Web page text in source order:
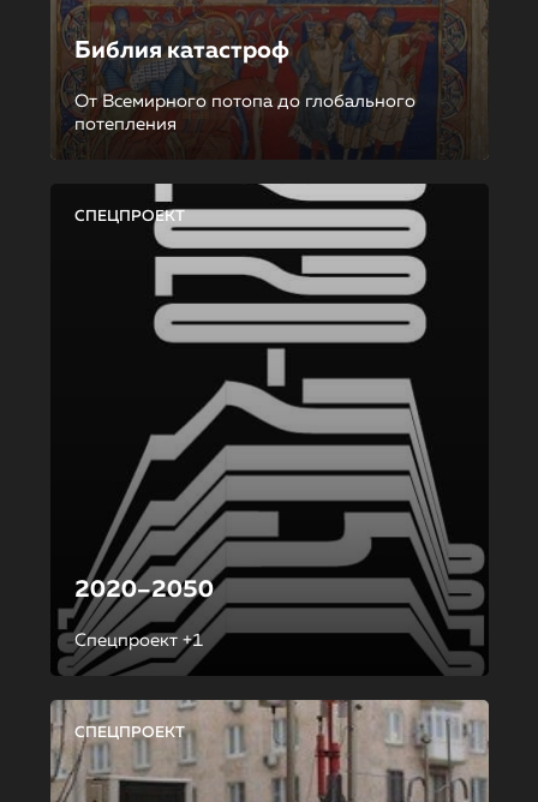
Библия катастроф
От Всемирного потопа до глобального
потепления
СПЕЦПРОЕКТ
2020–2050
Спецпроект +1
СПЕЦПРОЕКТ